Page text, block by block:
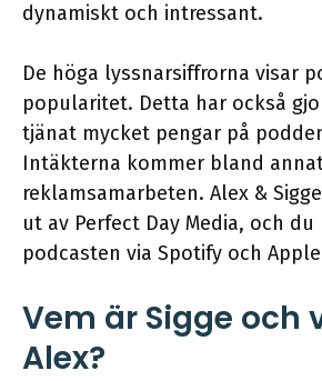
dynamiskt och intressant.
De höga lyssnarsiffrorna visar
popularitet. Detta har också
tjänat mycket pengar på
Intäkterna kommer bland
reklamsamarbeten. Alex &
ut av Perfect Day Media, och
podcasten via Spotify och
Vem är Sigge och
Alex?